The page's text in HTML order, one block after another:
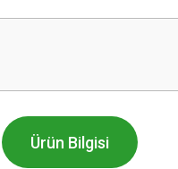
Ürün Bilgisi